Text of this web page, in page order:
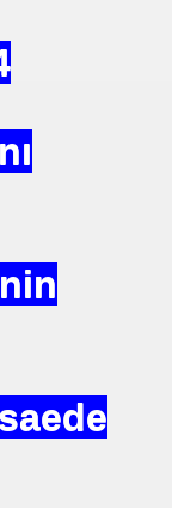
ERBAKAN